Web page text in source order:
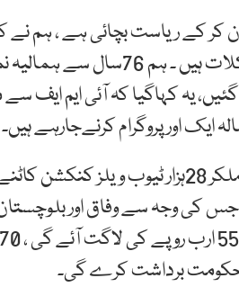
کر کے ریاست بچائی ہے ، ہم
نہیں کی ۔ اس وقت ملک میں بے پناہ
یہ کہاگیا کہ آئی ایم ایف
تباہ ہوگئے،جس کی وجہ سے وفاق